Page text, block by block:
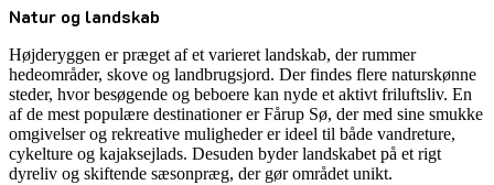
Natur og landskab
Højderyggen er præget af et varieret landskab, der rummer
hedeområder, skove og landbrugsjord. Der findes flere naturskønne
steder, hvor besøgende og beboere kan nyde et aktivt friluftsliv. En
af de mest populære destinationer er Fårup Sø, der med sine smukke
omgivelser og rekreative muligheder er ideel til både vandreture,
cykelture og kajaksejlads. Desuden byder landskabet på et rigt
dyreliv og skiftende sæsonpræg, der gør området unikt.